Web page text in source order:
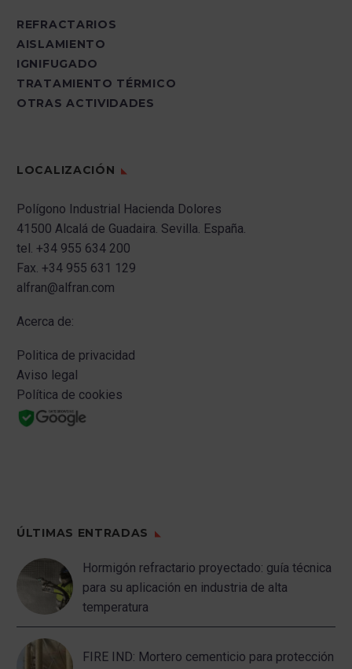
REFRACTARIOS
AISLAMIENTO
IGNIFUGADO
TRATAMIENTO TÉRMICO
OTRAS ACTIVIDADES
LOCALIZACIÓN
Polígono Industrial Hacienda Dolores
41500 Alcalá de Guadaira. Sevilla. España.
tel. +34 955 634 200
Fax. +34 955 631 129
alfran@alfran.com
Acerca de:
Politica de privacidad
Aviso legal
Política de cookies
ÚLTIMAS ENTRADAS
Hormigón refractario proyectado: guía técnica
para su aplicación en industria de alta
temperatura
FIRE IND: Mortero cementicio para protección